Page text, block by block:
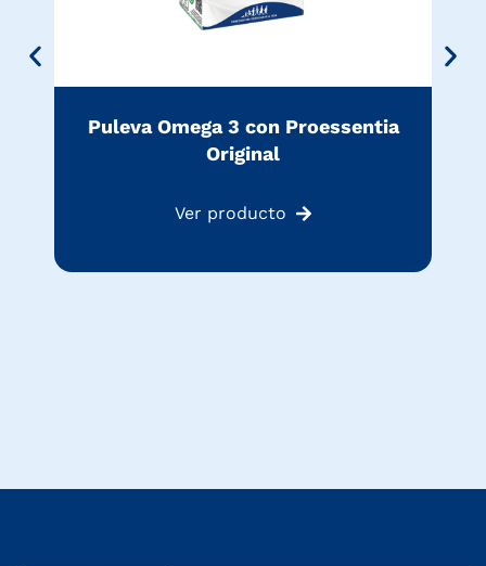
Puleva Omega 3 con Proessentia
Original
Ver producto